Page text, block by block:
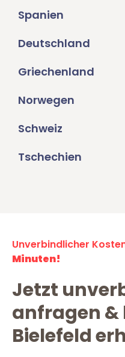
Spanien
Deutschland
Griechenland
Norwegen
Schweiz
Tschechien
Unverbindlicher
Minuten!
Jetzt
anfragen &
Bielefeld